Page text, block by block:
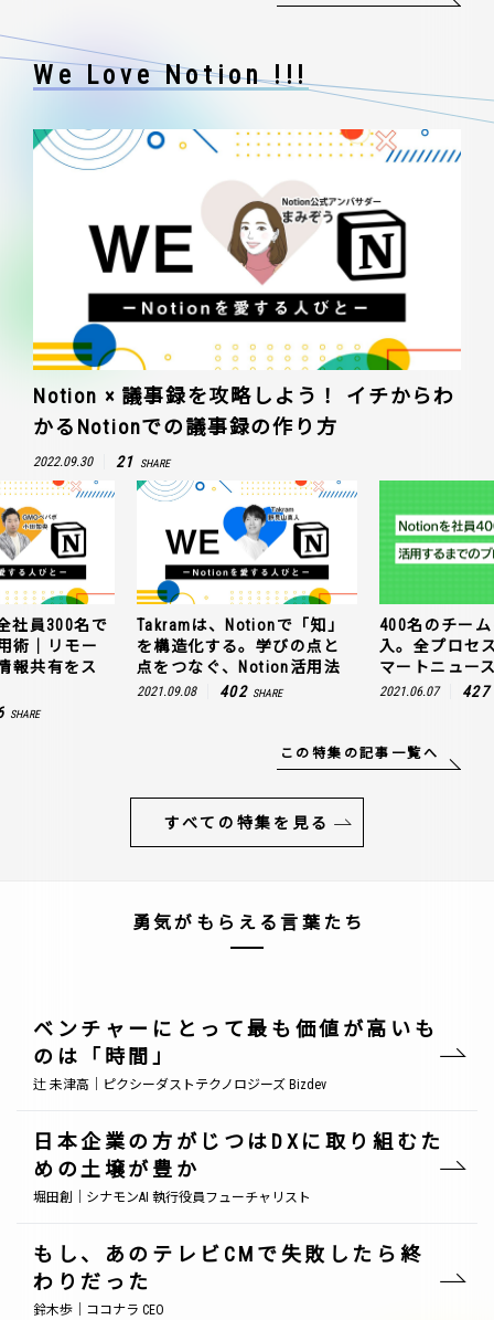
We Love Notion !!!
Notion × 議事録を攻略しよう！ イチからわ
かるNotionでの議事録の作り方
2022.09.30 21 SHARE
社員300名で
術｜リモー
報共有をス
SHARE
Takramは、Notionで「知」
を構造化する。学びの点と
点をつなぐ、Notion活用法
2021.09.08 402 SHARE
400名のチー
入。全プロセ
マートニュー
2021.06.07 427
この特集の記事一覧へ
すべての特集を見る
勇気がもらえる言葉たち
ベンチャーにとって最も価値が高いも
のは「時間」
辻 未津高｜ピクシーダストテクノロジーズ Bizdev
日本企業の方がじつはDXに取り組むた
めの土壌が豊か
堀田創｜シナモンAI 執行役員フューチャリスト
もし、あのテレビCMで失敗したら終
わりだった
鈴木歩｜ココナラ CEO